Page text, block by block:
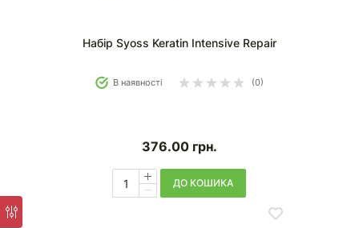
Набір Syoss Keratin Intensive Repair
В наявності (0)
376.00 грн.
ДО КОШИКА